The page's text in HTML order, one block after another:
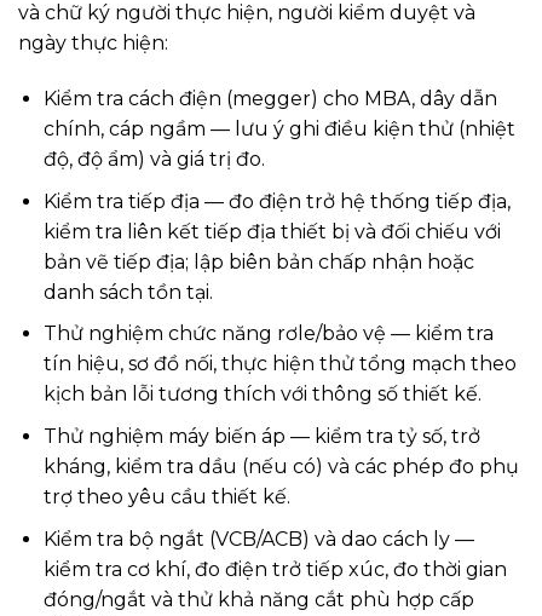
và chữ ký người thực hiện, người kiểm duyệt và
ngày thực hiện:
Kiểm tra cách điện (megger) cho MBA, dây dẫn
chính, cáp ngầm — lưu ý ghi điều kiện thử (nhiệt
độ, độ ẩm) và giá trị đo.
Kiểm tra tiếp địa — đo điện trở hệ thống tiếp địa,
kiểm tra liên kết tiếp địa thiết bị và đối chiếu với
bản vẽ tiếp địa; lập biên bản chấp nhận hoặc
danh sách tồn tại.
Thử nghiệm chức năng rơle/bảo vệ — kiểm tra
tín hiệu, sơ đồ nối, thực hiện thử tổng mạch theo
kịch bản lỗi tương thích với thông số thiết kế.
Thử nghiệm máy biến áp — kiểm tra tỷ số, trở
kháng, kiểm tra dầu (nếu có) và các phép đo phụ
trợ theo yêu cầu thiết kế.
Kiểm tra bộ ngắt (VCB/ACB) và dao cách ly —
kiểm tra cơ khí, đo điện trở tiếp xúc, đo thời gian
đóng/ngắt và thử khả năng cắt phù hợp cấp